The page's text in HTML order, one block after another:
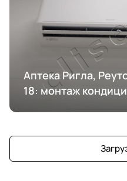
Аптека Ригла,
18: монтаж